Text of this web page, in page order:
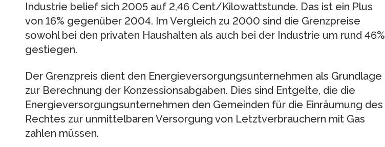
Industrie belief sich 2005 auf 2,46 Cent/Kilowattstunde. Das ist ein Plus
von 16% gegenüber 2004. Im Vergleich zu 2000 sind die Grenzpreise
sowohl bei den privaten Haushalten als auch bei der Industrie um rund 46%
gestiegen.
Der Grenzpreis dient den Energieversorgungsunternehmen als Grundlage
zur Berechnung der Konzessionsabgaben. Dies sind Entgelte, die die
Energieversorgungsunternehmen den Gemeinden für die Einräumung des
Rechtes zur unmittelbaren Versorgung von Letztverbrauchern mit Gas
zahlen müssen.